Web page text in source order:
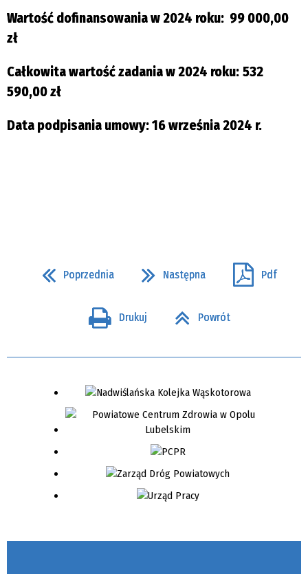
Wartość dofinansowania w 2024 roku: 99 000,00
zł
Całkowita wartość zadania w 2024 roku: 532
590,00 zł
Data podpisania umowy: 16 września 2024 r.
Poprzednia Następna Pdf
Drukuj Powrót